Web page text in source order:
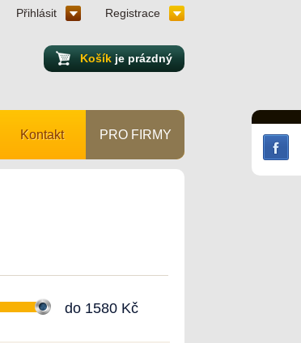
Košík je prázdný
Přihlásit Registrace
Kontakt PRO FIRMY
do 1580 Kč